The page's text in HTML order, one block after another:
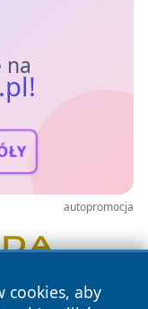
na
autopromocja
cookies, aby